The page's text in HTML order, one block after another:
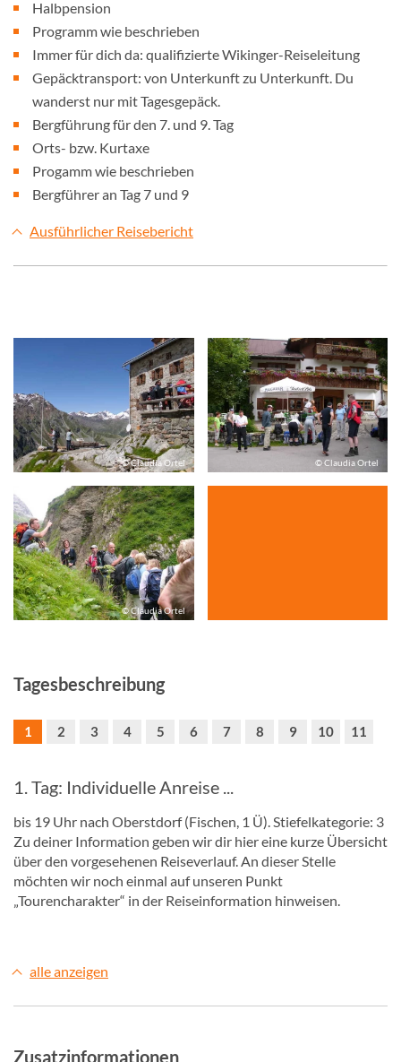
Halbpension
Programm wie beschrieben
Immer für dich da: qualifizierte Wikinger-Reiseleitung
Gepäcktransport: von Unterkunft zu Unterkunft. Du
wanderst nur mit Tagesgepäck.
Bergführung für den 7. und 9. Tag
Orts- bzw. Kurtaxe
Progamm wie beschrieben
Bergführer an Tag 7 und 9
Ausführlicher Reisebericht
© Claudia Ortel © Claudia Ortel
© Claudia Ortel
Tagesbeschreibung
1 2 3 4 5 6 7 8 9 10 11
1. Tag: Individuelle Anreise ...
bis 19 Uhr nach Oberstdorf (Fischen, 1 Ü). Stiefelkategorie: 3
Zu deiner Information geben wir dir hier eine kurze Übersicht
über den vorgesehenen Reiseverlauf. An dieser Stelle
möchten wir noch einmal auf unseren Punkt
„Tourencharakter“ in der Reiseinformation hinweisen.
alle anzeigen
Zusatzinformationen